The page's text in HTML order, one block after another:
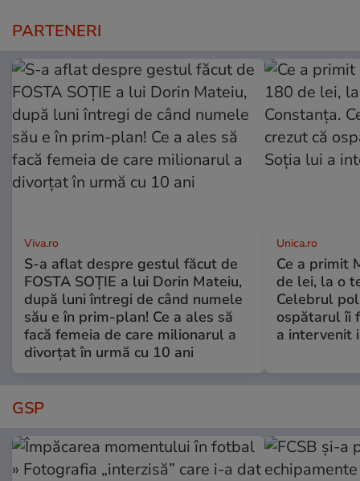
PARTENERI
Viva.ro
S-a aflat despre gestul făcut de
FOSTA SOȚIE a lui Dorin Mateiu,
după luni întregi de când numele
său e în prim-plan! Ce a ales să
facă femeia de care milionarul a
divorțat în urmă cu 10 ani
Unica.ro
Ce a primit
de lei, la o
Celebrul
ospătarul îi
a intervenit
GSP